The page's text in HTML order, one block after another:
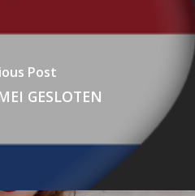
Post
GESLOTEN